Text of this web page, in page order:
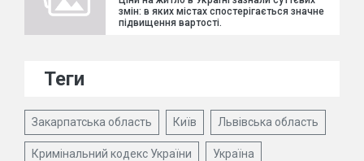
змін: в яких містах спостерігається значне
підвищення вартості.
Теги
Закарпатська область Київ Львівська область
Кримінальний кодекс України Україна